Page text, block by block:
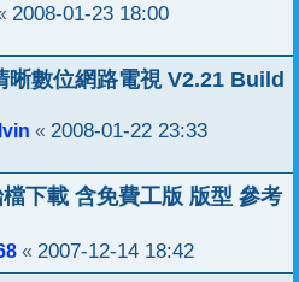
2008-01-23 18:00
晰數位網路電視 V2.21 Build
« 2008-01-22 23:33
下載 含免費工版 版型 參考
« 2007-12-14 18:42